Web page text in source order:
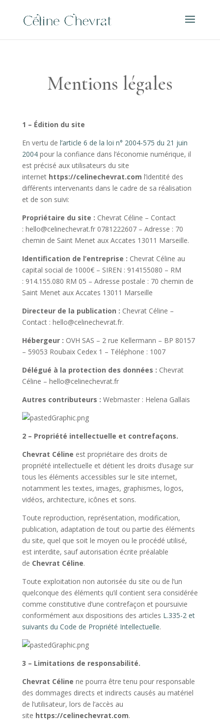
Mentions légales
1 – Édition du site
En vertu de l’article 6 de la loi n° 2004-575 du 21 juin
2004pour la confiance dans l’économie numérique, il
est précisé aux utilisateurs du site
internet https://celinechevrat.com l’identité des
différents intervenants dans le cadre de sa réalisation
et de son suivi:
Propriétaire du site : Chevrat Céline – Contact
: hello@celinechevrat.fr 0781222607 – Adresse : 70
chemin de Saint Menet aux Accates 13011 Marseille.
Identification de l’entreprise : Chevrat Céline au
capital social de 1000€ – SIREN : 914155080 – RM
: 914.155.080 RM 05 – Adresse postale : 70 chemin de
Saint Menet aux Accates 13011 Marseille
Directeur de la publication : Chevrat Céline –
Contact : hello@celinechevrat.fr.
Hébergeur : OVH SAS – 2 rue Kellermann – BP 80157
– 59053 Roubaix Cedex 1 – Téléphone : 1007
Délégué à la protection des données : Chevrat
Céline – hello@celinechevrat.fr
Autres contributeurs : Webmaster : Helena Gallais
2 – Propriété intellectuelle et contrefaçons.
Chevrat Céline est propriétaire des droits de
propriété intellectuelle et détient les droits d’usage sur
tous les éléments accessibles sur le site internet,
notamment les textes, images, graphismes, logos,
vidéos, architecture, icônes et sons.
Toute reproduction, représentation, modification,
publication, adaptation de tout ou partie des éléments
du site, quel que soit le moyen ou le procédé utilisé,
est interdite, sauf autorisation écrite préalable
de Chevrat Céline.
Toute exploitation non autorisée du site ou de l’un
quelconque des éléments qu’il contient sera considérée
comme constitutive d’une contrefaçon et poursuivie
conformément aux dispositions des articles L.335-2 et
suivants du Code de Propriété Intellectuelle.
3 – Limitations de responsabilité.
Chevrat Céline ne pourra être tenu pour responsable
des dommages directs et indirects causés au matériel
de l’utilisateur, lors de l’accès au
site https://celinechevrat.com.